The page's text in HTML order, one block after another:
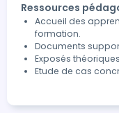
Ressources
Accueil des
formation.
Documents
Exposés théoriques
Etude de cas